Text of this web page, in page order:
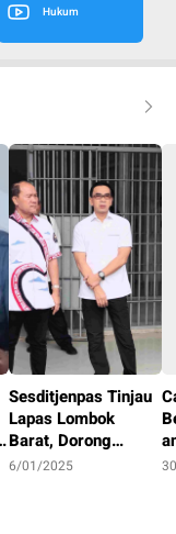
Hukum
Sesditjenpas Tinjau
Lapas Lombok
Barat, Dorong
Optimalisasi
6/01/2025